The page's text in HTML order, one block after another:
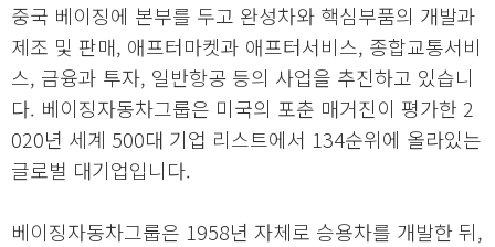
중국 베이징에 본부를 두고 완성차와 핵심부품의 개발과
제조 및 판매, 애프터마켓과 애프터서비스, 종합교통서비
스, 금융과 투자, 일반항공 등의 사업을 추진하고 있습니
다. 베이징자동차그룹은 미국의 포춘 매거진이 평가한 2
020년 세계 500대 기업 리스트에서 134순위에 올라있는
글로벌 대기업입니다.
베이징자동차그룹은 1958년 자체로 승용차를 개발한 뒤,